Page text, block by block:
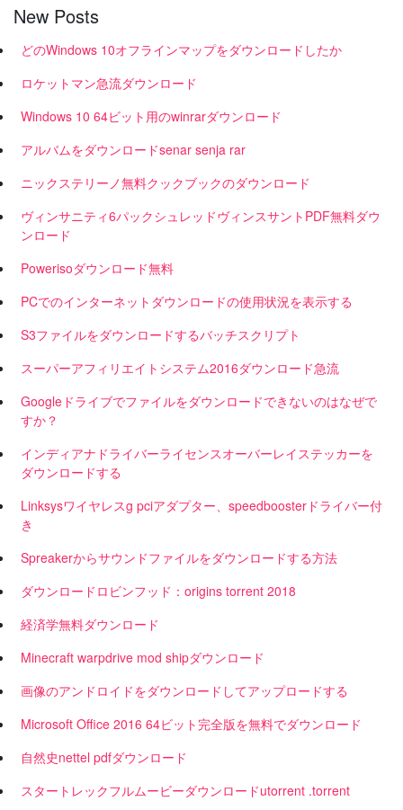
New Posts
どのWindows 10オフラインマップをダウンロードしたか
ロケットマン急流ダウンロード
Windows 10 64ビット用のwinrarダウンロード
アルバムをダウンロードsenar senja rar
ニックステリーノ無料クックブックのダウンロード
ヴィンサニティ6パックシュレッドヴィンスサントPDF無料ダウ
ンロード
Powerisoダウンロード無料
PCでのインターネットダウンロードの使用状況を表示する
S3ファイルをダウンロードするバッチスクリプト
スーパーアフィリエイトシステム2016ダウンロード急流
Googleドライブでファイルをダウンロードできないのはなぜで
すか？
インディアナドライバーライセンスオーバーレイステッカーを
ダウンロードする
Linksysワイヤレスg pciアダプター、speedboosterドライバー付
き
Spreakerからサウンドファイルをダウンロードする方法
ダウンロードロビンフッド：origins torrent 2018
経済学無料ダウンロード
Minecraft warpdrive mod shipダウンロード
画像のアンドロイドをダウンロードしてアップロードする
Microsoft Office 2016 64ビット完全版を無料でダウンロード
自然史nettel pdfダウンロード
スタートレックフルムービーダウンロードutorrent .torrent